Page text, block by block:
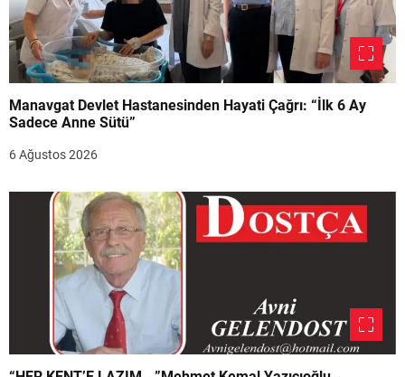
Manavgat Devlet Hastanesinden Hayati Çağrı: “İlk 6 Ay
Sadece Anne Sütü”
6 Ağustos 2026